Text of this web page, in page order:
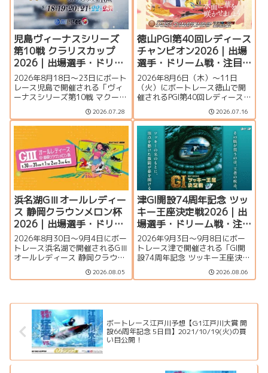
児島ヴィーナスシリーズ
第10戦 クラリスカップ
2026｜出場選手・ドリー
ム戦・注目モーター・イ
ベント情報まとめ
2026年8月18日～23日にボート
レース児島で開催される「ヴィ
ーナスシリーズ第10戦 マクール
の特集ページです。出場選手一
覧、シリーズ展望、ドリーム
戦、注目モーター、イベント情
報まで詳しく紹介します。
2026.07.28
徳山PGI第40回レディース
チャンピオン2026｜出場
選手・ドリーム戦・注目
モーター・イベント情報
まとめ
2026年8月6日（木）～11日
（火）にボートレース徳山で開
催されるPGI第40回レディースチ
の特集ページです。出場選手一
覧、シリーズ展望、ドリーム
戦、注目モーター、水面特徴、
イベント情報まで詳しく紹介し
ます。
2026.07.16
浜名湖GⅢオールレディー
ス 静岡クラウンメロン杯
2026｜出場選手・ドリー
ム戦・注目モーター・イ
ベント情報まとめ
2026年8月30日～9月4日にボー
トレース浜名湖で開催されるGⅢ
オールレディース 静岡クラウン
メロン杯の特集ページです。出
場選手一覧、シリーズ展望、ド
を詳しく紹介します。
2026.08.05
津GI開設74周年記念 ツッ
キー王座決定戦2026｜出
場選手・ドリーム戦・注
目モーター・イベント情
報まとめ
2026年9月3日〜9月8日にボー
トレース津で開催される「GI開
設74周年記念 ツッキー王座決定
戦」の特集ページです。出場選
手一覧、シリーズ展望、ドリー
介します。
2026.08.06
ボートレース江戸川予想【G1江戸川大賞 開
設66周年記念 5日目】2021/10/19(火)の買
い目公開！